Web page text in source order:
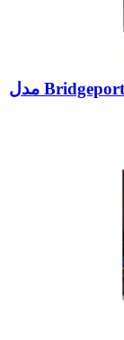
دستگاه CNC فرز سنتر عمودی 3محور Bridgeport مدل